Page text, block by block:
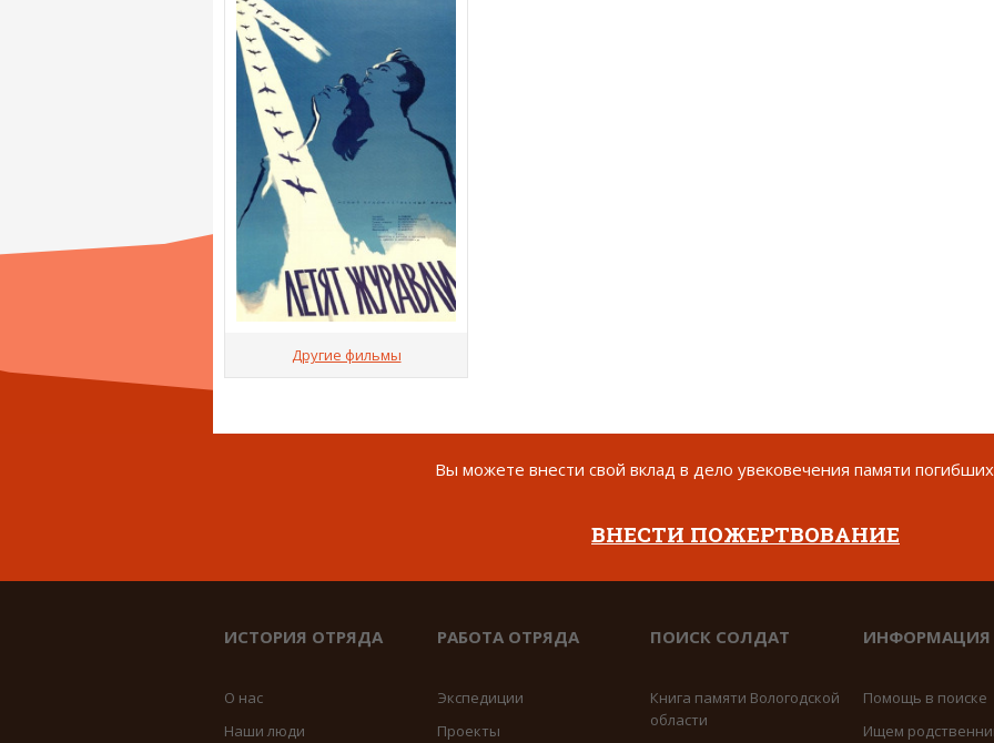
Другие фильмы
Вы можете внести свой вклад в дело увековечения памяти
ВНЕСТИ ПОЖЕРТВОВАНИЕ
ИСТОРИЯ ОТРЯДА
О нас
Наши люди
РАБОТА ОТРЯДА
Экспедиции
Проекты
ПОИСК СОЛДАТ
Книга памяти Вологодской
области
ИНФОРМАЦИЯ
Помощь в поиске
Ищем